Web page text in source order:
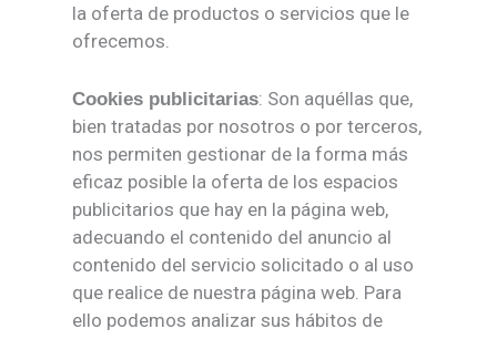
la oferta de productos o servicios que le
ofrecemos.
Cookies publicitarias: Son aquéllas que,
bien tratadas por nosotros o por terceros,
nos permiten gestionar de la forma más
eficaz posible la oferta de los espacios
publicitarios que hay en la página web,
adecuando el contenido del anuncio al
contenido del servicio solicitado o al uso
que realice de nuestra página web. Para
ello podemos analizar sus hábitos de